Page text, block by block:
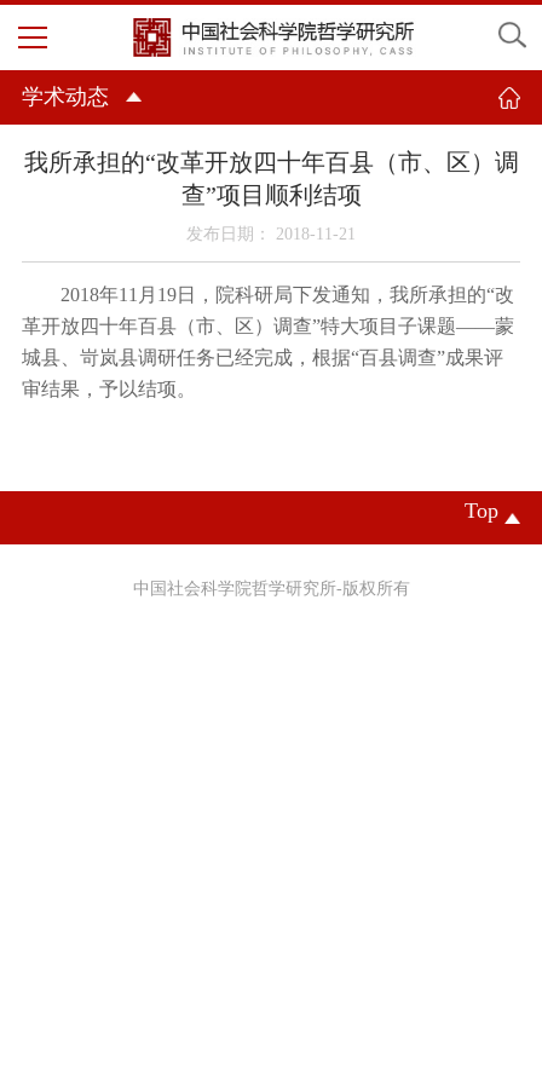
学术动态
我所承担的“改革开放四十年百县（市、区）调
查”项目顺利结项
发布日期： 2018-11-21
2018年11 月 19日，院科研局下发通知，我所承担的“改
革开放四十年百县（市、区）调查”特大项目子课题——蒙
城县、岢岚县调研任务已经完成，根据“百县调查”成果评
审结果，予以结项。
Top
中国社会科学院哲学研究所-版权所有